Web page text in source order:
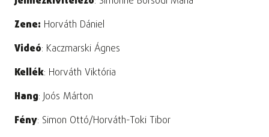
Zene: Horváth Dániel
Videó: Kaczmarski Ágnes
Kellék: Horváth Viktória
Hang: Joós Márton
Fény: Simon Ottó/Horváth-Toki Tibor